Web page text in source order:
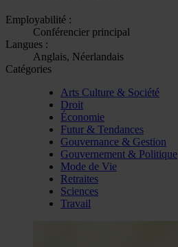
Employabilité :
Conférencier principal
Langues :
Anglais, Néerlandais
Catégories
Arts Culture & Société
Droit
Économie
Futur & Tendances
Gouvernance & Gestion
Gouvernement & Politique
Mode de Vie
Retraites
Sciences
Travail